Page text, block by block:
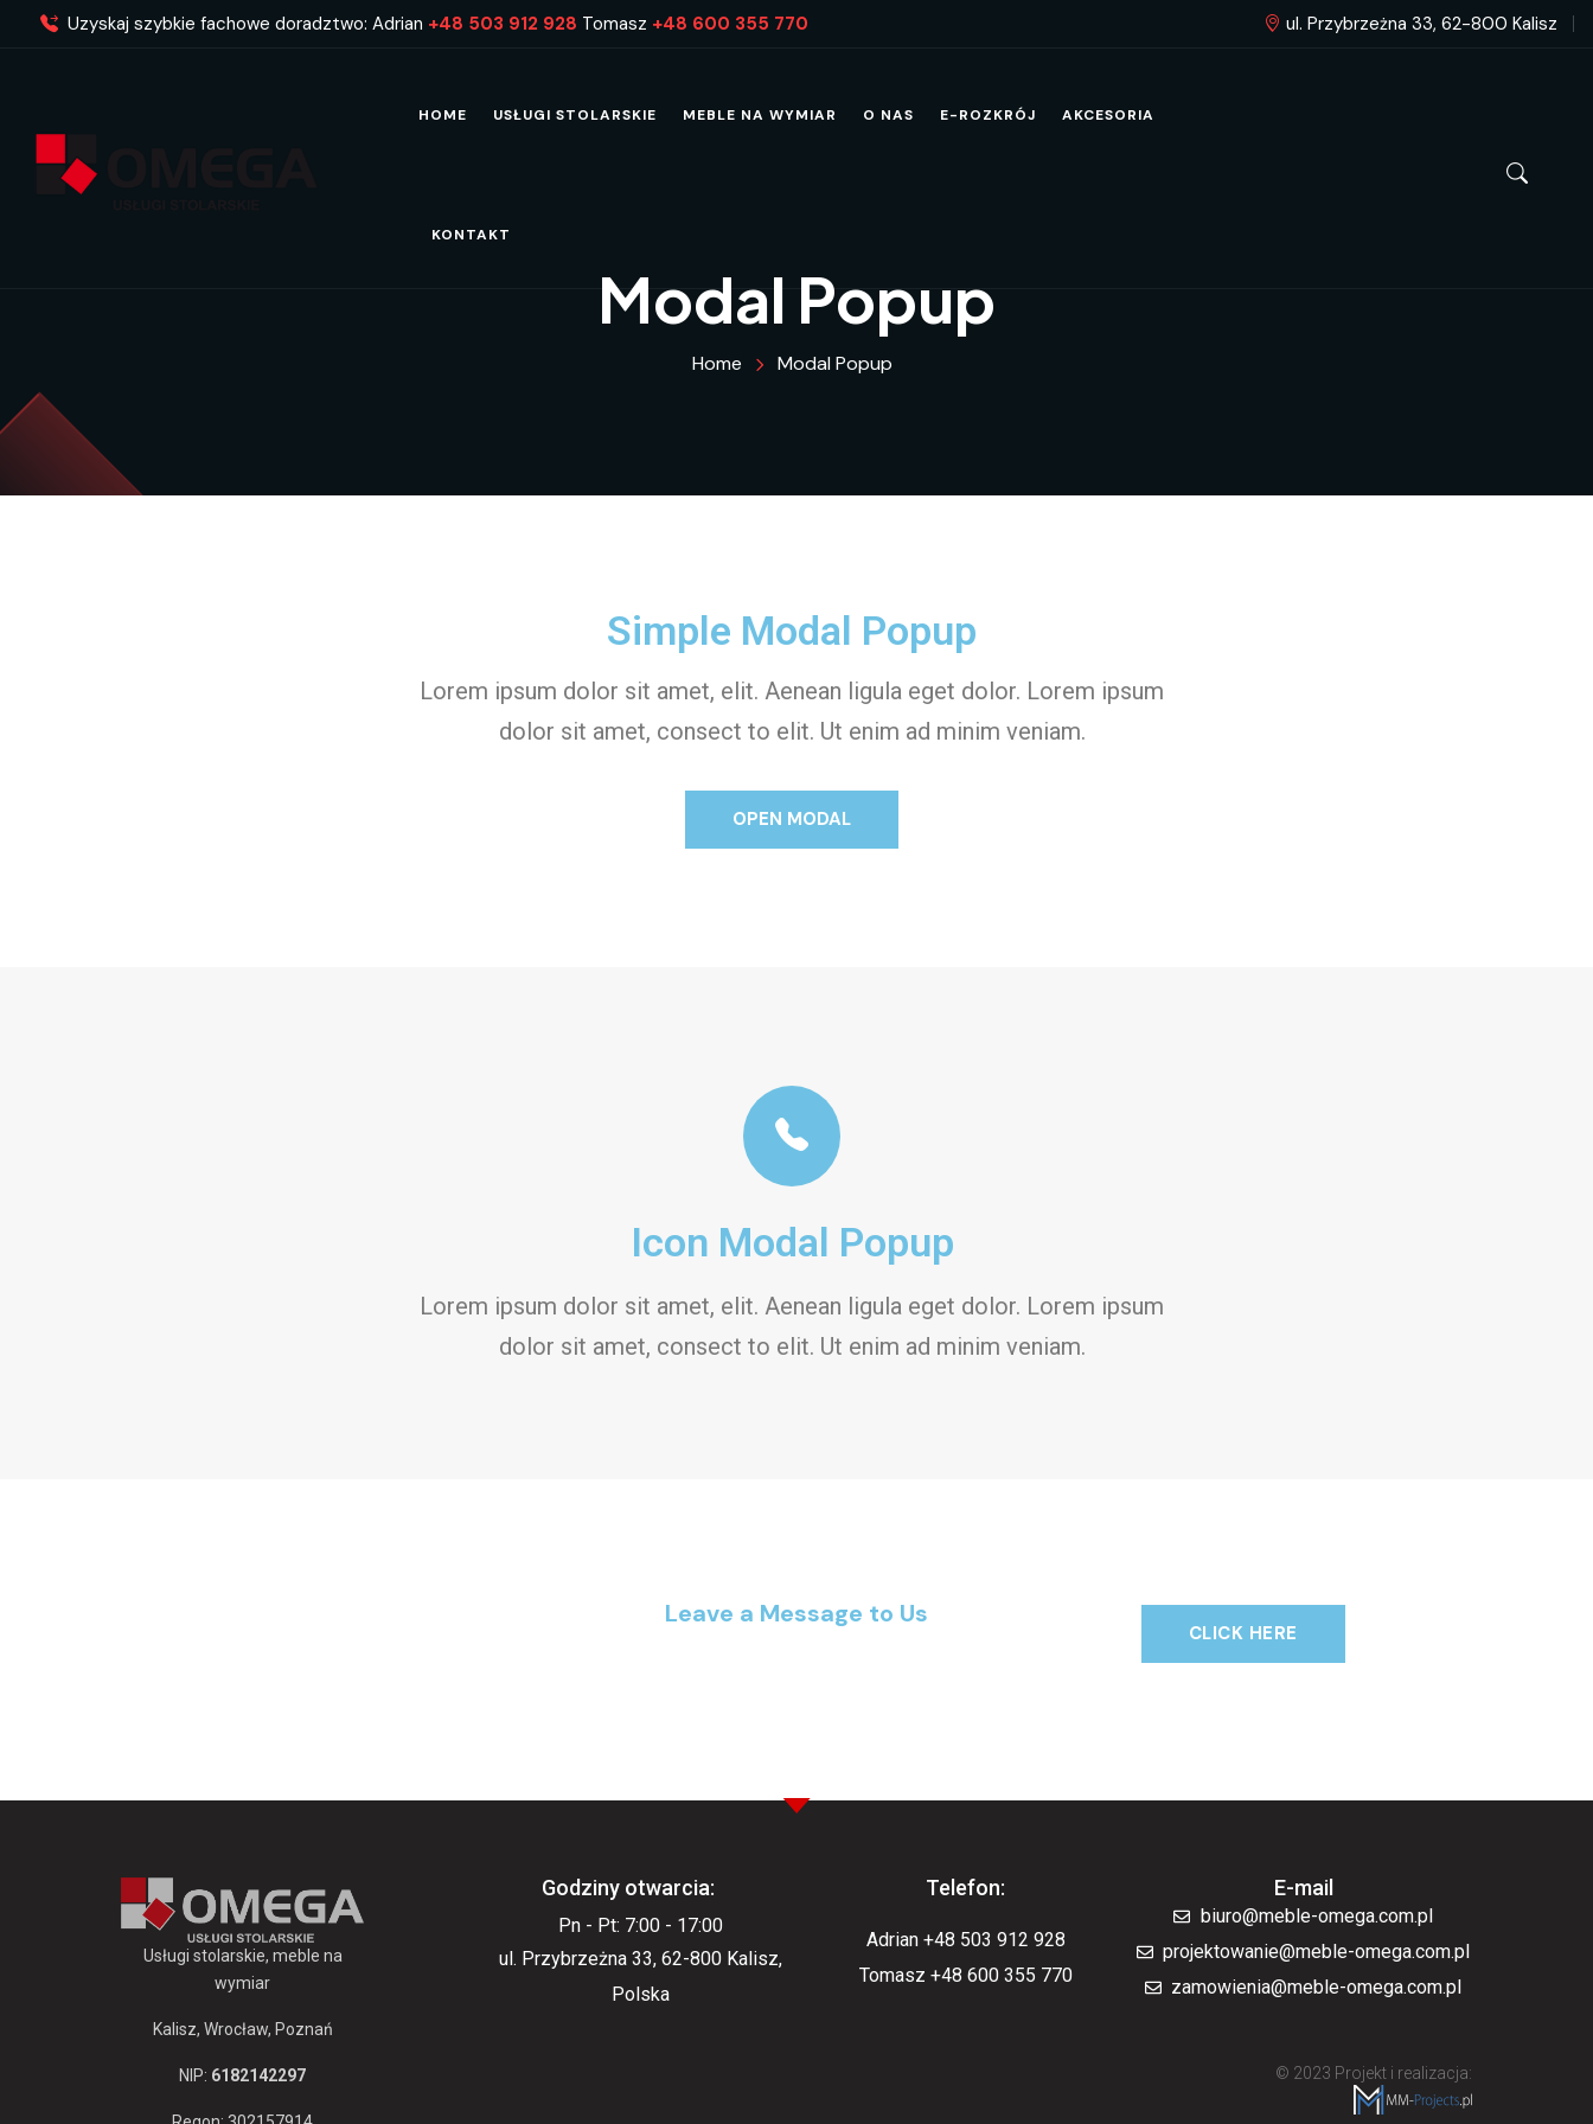
Uzyskaj szybkie fachowe doradztwo: Adrian +48 503 912 928 Tomasz +48 600 355 770 ul. Przybrzeżna 33, 62-800 Kalisz
HOME USŁUGI STOLARSKIE MEBLE NA WYMIAR O NAS E-ROZKRÓJ AKCESORIA
KONTAKT
Modal Popup
Home Modal Popup
Simple Modal Popup
Lorem ipsum dolor sit amet, elit. Aenean ligula eget dolor. Lorem ipsum
dolor sit amet, consect to elit. Ut enim ad minim veniam.
OPEN MODAL
Icon Modal Popup
Lorem ipsum dolor sit amet, elit. Aenean ligula eget dolor. Lorem ipsum
dolor sit amet, consect to elit. Ut enim ad minim veniam.
Leave a Message to Us
CLICK HERE
Usługi stolarskie, meble na
wymiar
Kalisz, Wrocław, Poznań
NIP: 6182142297
Godziny otwarcia:
Pn - Pt: 7:00 - 17:00
ul. Przybrzeżna 33, 62-800 Kalisz,
Polska
Telefon:
Adrian +48 503 912 928
Tomasz +48 600 355 770
E-mail
biuro@meble-omega.com.pl
projektowanie@meble-omega.com.pl
zamowienia@meble-omega.com.pl
© 2023 Projekt i realizacja: